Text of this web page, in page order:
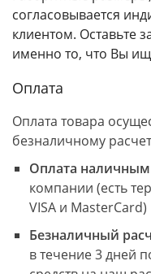
согласовывается
клиентом. Оставьте
именно то, что Вы
Оплата
Оплата товара
безналичному
Оплата
компании (есть
VISA и MasterCard)
Безналичный
в течение 3 дней